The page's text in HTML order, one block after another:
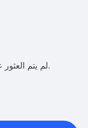
لم يتم العثور على مقالات مطابقة للبحث الذي تم تحديده.